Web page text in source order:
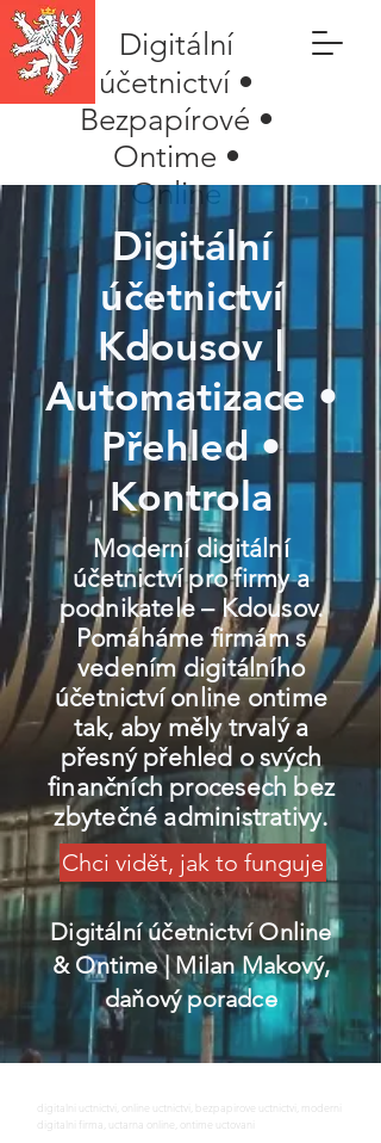
Digitální
účetnictví •
Bezpapírové •
Ontime •
Online
Digitální
účetnictví
Kdousov |
Automatizace •
Přehled •
Kontrola
Moderní digitální
účetnictví pro firmy a
podnikatele – Kdousov.
Pomáháme firmám s
vedením digitálního
účetnictví online ontime
tak, aby měly trvalý a
přesný přehled o svých
finančních procesech bez
zbytečné administrativy.
Chci vidět, jak to funguje
Digitální účetnictví Online
& Ontime| Milan Makový,
daňový poradce
digitalni uctnictvi, online uctnictvi, bezpapirove uctnictvi, moderni
digitalni firma, uctarna online, ontime uctovani